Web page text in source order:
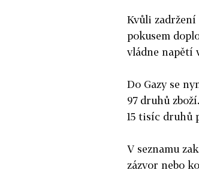
Kvůli
pokusem
vládne napětí
Do Gazy se
97 druhů
15 tisíc druhů
V seznamu
zázvor nebo